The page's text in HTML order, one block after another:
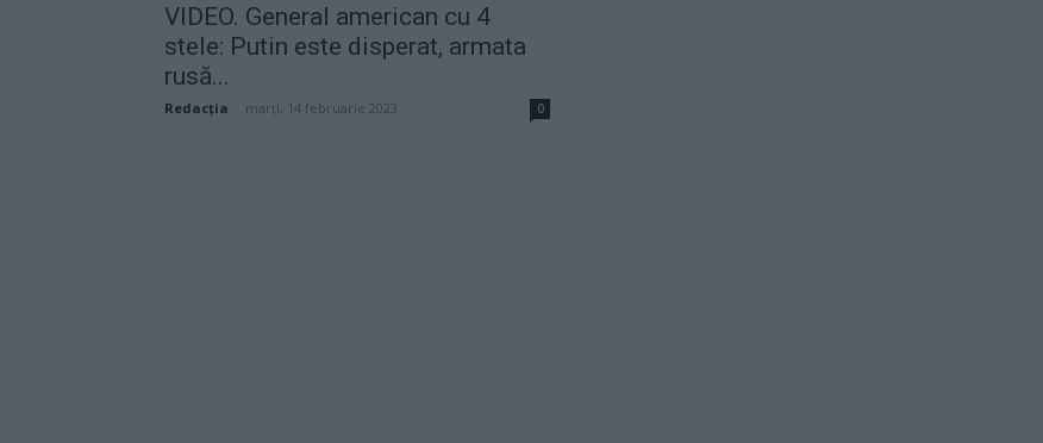
VIDEO. General american cu 4
stele: Putin este disperat, armata
rusă...
Redacţia marți, 14 februarie 2023 0